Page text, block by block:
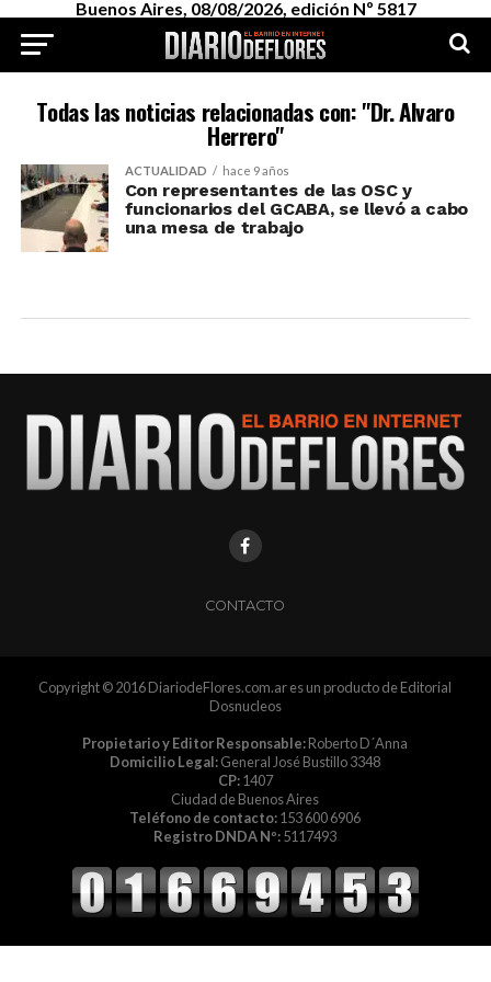
Buenos Aires, 08/08/2026, edición Nº 5817
Todas las noticias relacionadas con: "Dr. Alvaro
Herrero"
ACTUALIDAD hace 9 años
Con representantes de las OSC y
funcionarios del GCABA, se llevó a cabo
una mesa de trabajo
CONTACTO
Copyright © 2016 DiariodeFlores.com.ar es un producto de Editorial
Dosnucleos
Propietario y Editor Responsable:Roberto D´Anna
Domicilio Legal:General José Bustillo 3348
CP:1407
Ciudad de Buenos Aires
Teléfono de contacto:153 600 6906
Registro DNDA Nº:5117493